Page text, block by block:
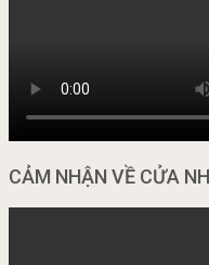
CẢM NHẬN VỀ CỬA